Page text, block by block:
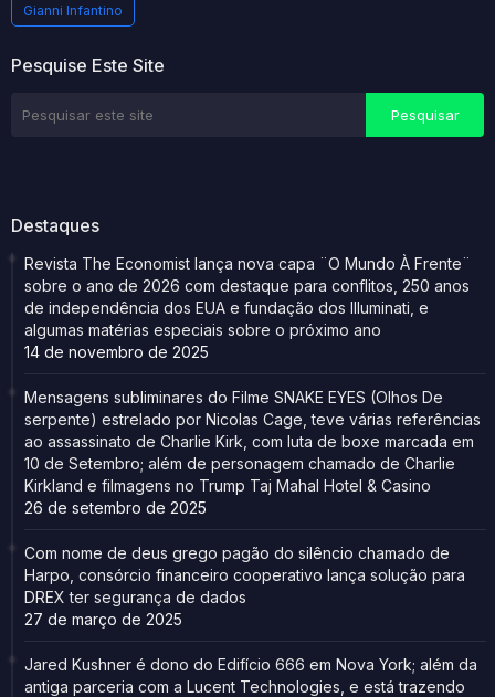
Gianni Infantino
Pesquise Este Site
Destaques
Revista The Economist lança nova capa ¨O Mundo À Frente¨
sobre o ano de 2026 com destaque para conflitos, 250 anos
de independência dos EUA e fundação dos Illuminati, e
algumas matérias especiais sobre o próximo ano
14 de novembro de 2025
Mensagens subliminares do Filme SNAKE EYES (Olhos De
serpente) estrelado por Nicolas Cage, teve várias referências
ao assassinato de Charlie Kirk, com luta de boxe marcada em
10 de Setembro; além de personagem chamado de Charlie
Kirkland e filmagens no Trump Taj Mahal Hotel & Casino
26 de setembro de 2025
Com nome de deus grego pagão do silêncio chamado de
Harpo, consórcio financeiro cooperativo lança solução para
DREX ter segurança de dados
27 de março de 2025
Jared Kushner é dono do Edifício 666 em Nova York; além da
antiga parceria com a Lucent Technologies, e está trazendo